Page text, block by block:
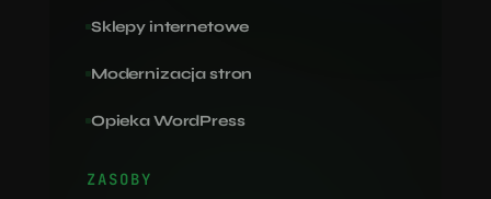
Sklepy internetowe
Modernizacja stron
Opieka WordPress
ZASOBY